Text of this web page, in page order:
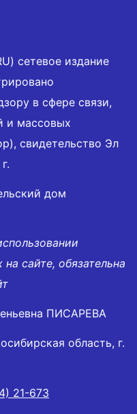
сетевое издание
в сфере связи,
и массовых
свидетельство Эл
дом
сайте, обязательна
ПИСАРЕВА
область, г.
21-673